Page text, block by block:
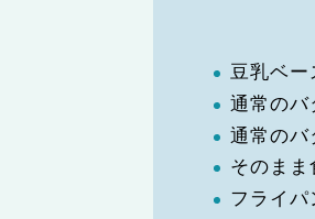
豆乳ベー
通常のバ
通常のバ
そのまま
フライパ